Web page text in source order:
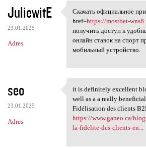
JuliewitE
23.01.2025
Adres
Скачать
Скачать официальное
href=https://mostbet-
получить доступ к
онлайн ставок на спорт
мобильный устройство.
seo
23.01.2025
Adres
it is definitely
it is definitely excellent
well as a a really
Fidélisation des clients
https://www.ganeo.ca/
la-fidelite-des-clients-en...